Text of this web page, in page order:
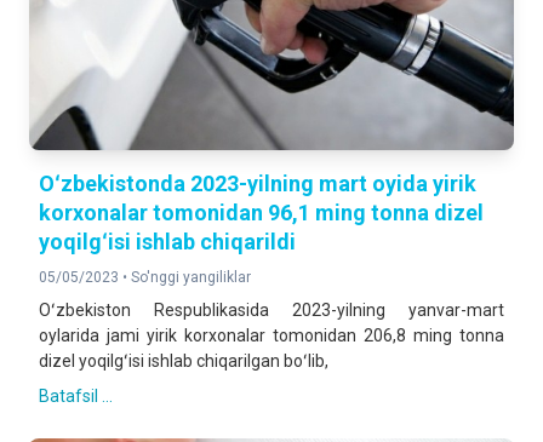
Oʻzbekistonda 2023-yilning mart oyida yirik
korxonalar tomonidan 96,1 ming tonna dizel
yoqilgʻisi ishlab chiqarildi
05/05/2023 • So'nggi yangiliklar
Oʻzbekiston Respublikasida 2023-yilning yanvar-mart
oylarida jami yirik korxonalar tomonidan 206,8 ming tonna
dizel yoqilgʻisi ishlab chiqarilgan boʻlib,
Batafsil ...